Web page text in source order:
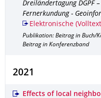
Dreiländertagung DGPF
Fernerkundung -
Elektronische
Publikation: Beitrag in Buch/
Beitrag in Konferenzband
2021
Effects of local